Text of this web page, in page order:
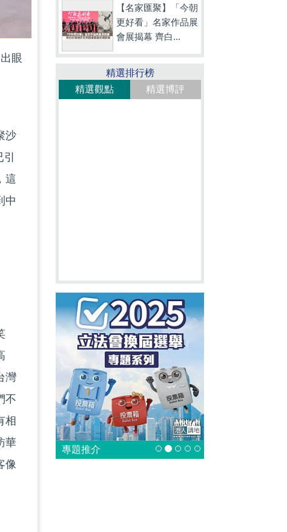
眼
沙
這
中
灣
不
相
華
像
【名家匯聚】「今朝
更好看」名家作品展
會展揭幕 齊白...
精選排行榜
精選觀點
精選博評
專題推介